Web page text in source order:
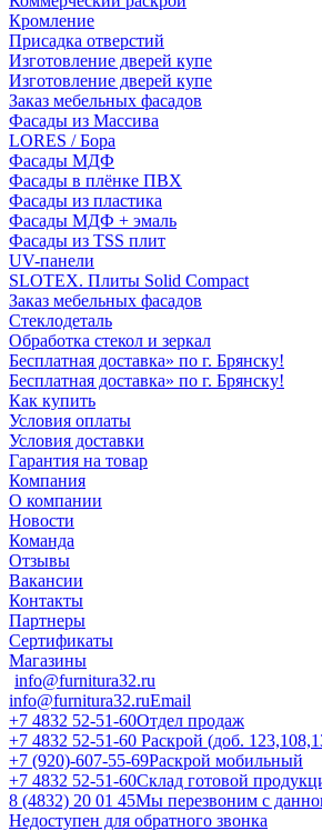
Кромление
Присадка отверстий
Изготовление дверей купе
Изготовление дверей купе
Заказ мебельных фасадов
Фасады из Массива
LORES / Бора
Фасады МДФ
Фасады в плёнке ПВХ
Фасады из пластика
Фасады МДФ + эмаль
Фасады из TSS плит
UV-панели
SLOTEX. Плиты Solid Compact
Заказ мебельных фасадов
Стеклодеталь
Обработка стекол и зеркал
Бесплатная доставка» по г. Брянску!
Бесплатная доставка» по г. Брянску!
Как купить
Условия оплаты
Условия доставки
Гарантия на товар
Компания
О компании
Новости
Команда
Отзывы
Вакансии
Контакты
Партнеры
Сертификаты
Магазины
info@furnitura32.ru
info@furnitura32.ruEmail
+7 4832 52-51-60Отдел продаж
+7 4832 52-51-60 Раскрой (доб.
+7 (920)-607-55-69Раскрой мобильный
+7 4832 52-51-60Склад готовой
8 (4832) 20 01 45Мы перезвоним с
Недоступен для обратного звонка